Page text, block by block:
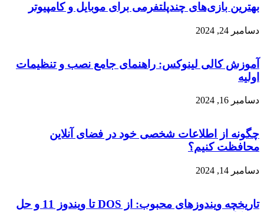
بهترین بازی‌های چندپلتفرمی برای موبایل و کامپیوتر
دسامبر 24, 2024
آموزش کالی لینوکس: راهنمای جامع نصب و تنظیمات
اولیه
دسامبر 16, 2024
چگونه از اطلاعات شخصی خود در فضای آنلاین
محافظت کنیم؟
دسامبر 14, 2024
تاریخچه ویندوزهای محبوب: از DOS تا ویندوز 11 و حل